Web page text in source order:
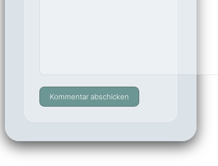
Kommentar abschicken